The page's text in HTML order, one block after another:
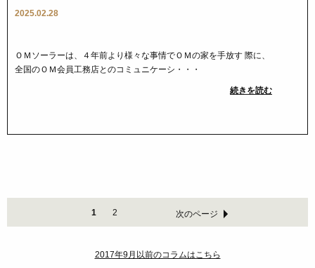
2025.02.28
ＯＭソーラーは、４年前より様々な事情でＯＭの家を手放す 際に、
全国のＯＭ会員工務店とのコミュニケーシ・・・
続きを読む
1 2 次のページ
2017年9月以前のコラムはこちら